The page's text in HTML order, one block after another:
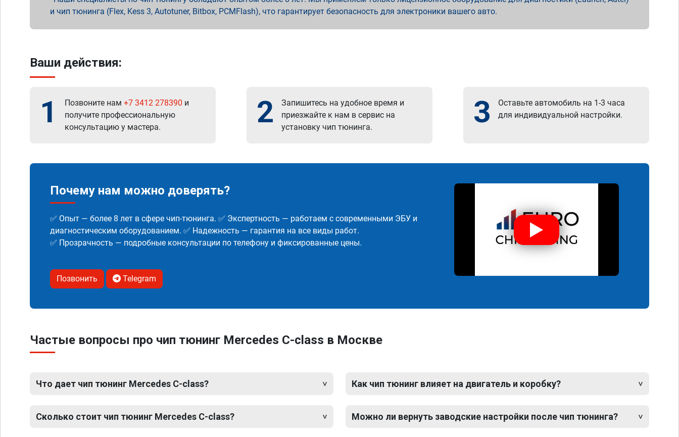
и чип тюнинга (Flex, Kess 3, Autotuner, Bitbox, PCMFlash), что гарантирует безопасность для электроники вашего авто.
Ваши действия:
1 Позвоните нам +7 3412 278390 и
получите профессиональную
консультацию у мастера.
2
Запишитесь на удобное время и
приезжайте к нам в сервис на
установку чип тюнинга.
3
Оставьте автомобиль на 1-3 часа
для индивидуальной настройки.
Почему нам можно доверять?
✅ Опыт — более 8 лет в сфере чип-тюнинга. ✅ Экспертность — работаем с современными ЭБУ и
диагностическим оборудованием. ✅ Надежность — гарантия на все виды работ.
✅ Прозрачность — подробные консультации по телефону и фиксированные цены.
Позвонить Telegram
Частые вопросы про чип тюнинг Mercedes C-class в Москве
Что дает чип тюнинг Mercedes C-class?
Сколько стоит чип тюнинг Mercedes C-class?
Как чип тюнинг влияет на двигатель и коробку?
Можно ли вернуть заводские настройки после чип тюнинга?